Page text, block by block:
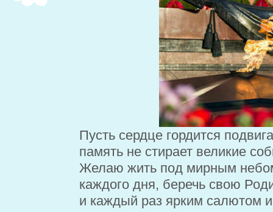
Пусть сердце гордится
память не стирает великие
Желаю жить под мирным
каждого дня, беречь свою
и каждый раз ярким салютом